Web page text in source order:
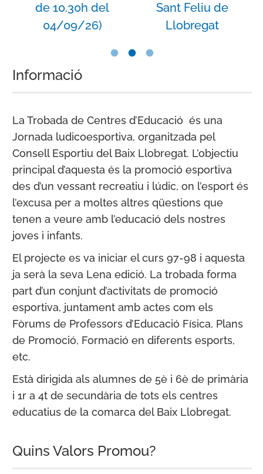
de 10.30h del
04/09/26)
Sant Feliu de
Llobregat
Informació
La Trobada de Centres d’Educació és una
Jornada ludicoesportiva, organitzada pel
Consell Esportiu del Baix Llobregat. L’objectiu
principal d’aquesta és la promoció esportiva
des d’un vessant recreatiu i lúdic, on l’esport és
l’excusa per a moltes altres qüestions que
tenen a veure amb l’educació dels nostres
joves i infants.
El projecte es va iniciar el curs 97-98 i aquesta
ja serà la seva Lena edició. La trobada forma
part d’un conjunt d’activitats de promoció
esportiva, juntament amb actes com els
Fòrums de Professors d’Educació Física, Plans
de Promoció, Formació en diferents esports,
etc.
Està dirigida als alumnes de 5è i 6è de primària
i 1r a 4t de secundària de tots els centres
educatius de la comarca del Baix Llobregat.
Quins Valors Promou?